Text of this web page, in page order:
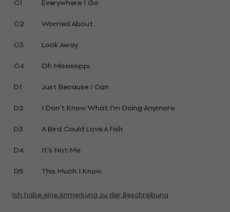
C1
Everywhere I Go
C2
Worried About
C3
Look Away
C4
Oh Mississippi
D1
Just Because I Can
D2
I Don't Know What I'm Doing Anymore
D3
A Bird Could Love A Fish
D4
It's Not Me
D5
This Much I Know
Ich habe eine Anmerkung zu der Beschreibung